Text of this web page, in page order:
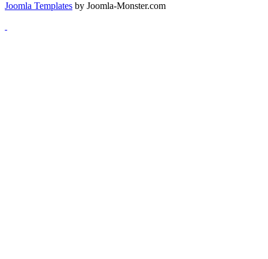
Joomla Templates by Joomla-Monster.com